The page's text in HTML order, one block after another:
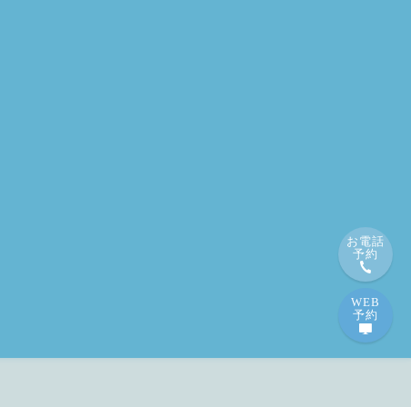
お電話
予約
WEB
予約